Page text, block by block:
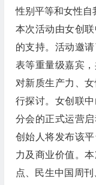
性别平等和女性自
本次活动由女创
的支持。活动邀
表等重量级嘉宾
对新质生产力、
行探讨。女创联
分会的正式运营
创始人将发布该
力及商业价值。
点、民生中国周